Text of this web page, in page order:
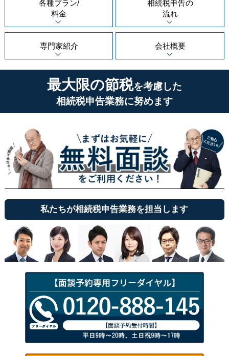
各種プラン/
料金
相続税申告の
流れ
専門家紹介 会社概要
最大限の節税を考慮した
相続税申告業務に努めます
私たちが相続税申告業務を担当します